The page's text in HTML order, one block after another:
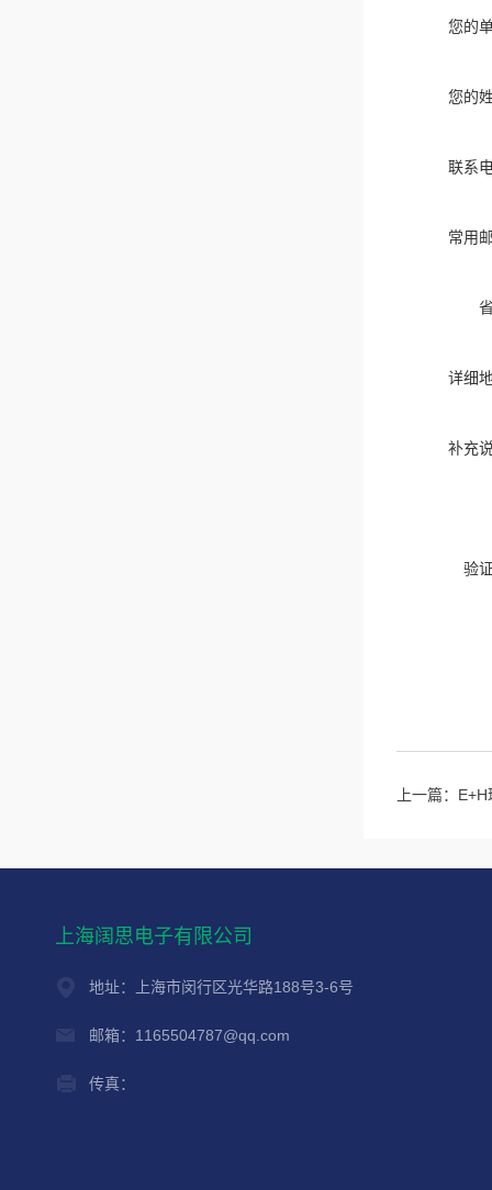
您的
您的
联系
常用
详细
补充
验
上一篇：
上海阔思电子有限公司
地址：上海市闵行区光华路188号3-6号
邮箱：1165504787@qq.com
传真：